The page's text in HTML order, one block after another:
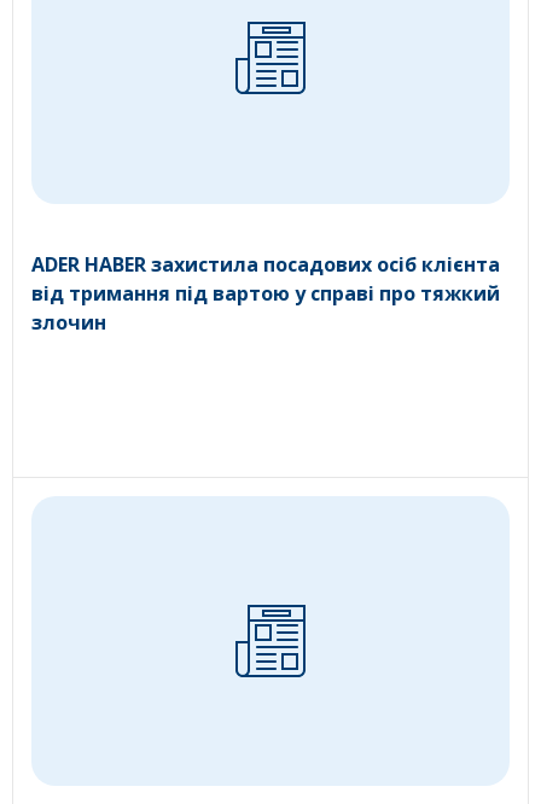
ADER HABER захистила посадових осіб клієнта
від тримання під вартою у справі про тяжкий
злочин